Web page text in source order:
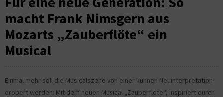
macht Frank Nimsgern aus
Mozarts „Zauberflöte“ ein
Musical
Einmal mehr soll die Musicalszene von einer kühnen Neuinterpretation
erobert werden: Mit dem neuen Musical „Zauberflöte“, inspiriert durch